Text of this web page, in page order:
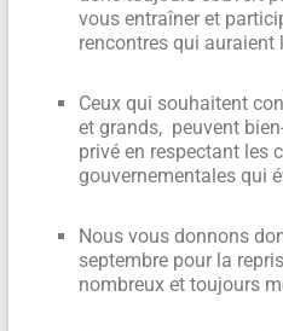
vous entraîner et
rencontres qui auraient
Ceux qui souhaitent
et grands, peuvent
privé en respectant les
gouvernementales qui
Nous vous donnons
septembre pour la
nombreux et toujours